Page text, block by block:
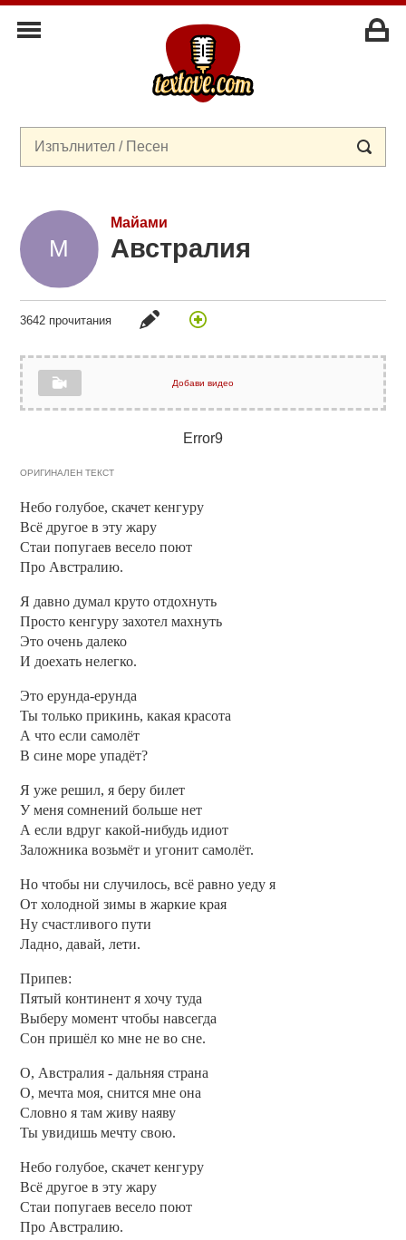
Майами
Австралия
3642 прочитания
Добави видео
Error9
ОРИГИНАЛЕН ТЕКСТ
Небо голубое, скачет кенгуру
Всё другое в эту жару
Стаи попугаев весело поют
Про Австралию.
Я давно думал круто отдохнуть
Просто кенгуру захотел махнуть
Это очень далеко
И доехать нелегко.
Это ерунда-ерунда
Ты только прикинь, какая красота
А что если самолёт
В сине море упадёт?
Я уже решил, я беру билет
У меня сомнений больше нет
А если вдруг какой-нибудь идиот
Заложника возьмёт и угонит самолёт.
Но чтобы ни случилось, всё равно уеду я
От холодной зимы в жаркие края
Ну счастливого пути
Ладно, давай, лети.
Припев:
Пятый континент я хочу туда
Выберу момент чтобы навсегда
Сон пришёл ко мне не во сне.
О, Австралия - дальняя страна
О, мечта моя, снится мне она
Словно я там живу наяву
Ты увидишь мечту свою.
Небо голубое, скачет кенгуру
Всё другое в эту жару
Стаи попугаев весело поют
Про Австралию.